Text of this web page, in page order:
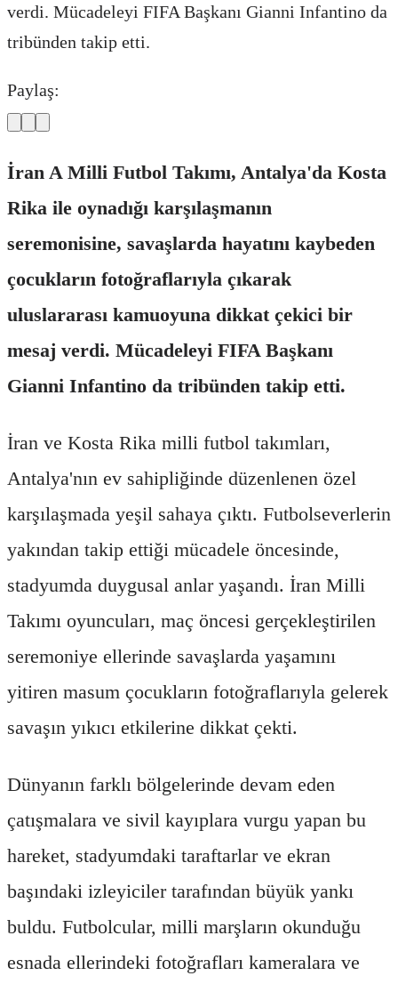
verdi. Mücadeleyi FIFA Başkanı Gianni Infantino da
tribünden takip etti.
Paylaş:
İran A Milli Futbol Takımı, Antalya'da Kosta
Rika ile oynadığı karşılaşmanın
seremonisine, savaşlarda hayatını kaybeden
çocukların fotoğraflarıyla çıkarak
uluslararası kamuoyuna dikkat çekici bir
mesaj verdi. Mücadeleyi FIFA Başkanı
Gianni Infantino da tribünden takip etti.
İran ve Kosta Rika milli futbol takımları,
Antalya'nın ev sahipliğinde düzenlenen özel
karşılaşmada yeşil sahaya çıktı. Futbolseverlerin
yakından takip ettiği mücadele öncesinde,
stadyumda duygusal anlar yaşandı. İran Milli
Takımı oyuncuları, maç öncesi gerçekleştirilen
seremoniye ellerinde savaşlarda yaşamını
yitiren masum çocukların fotoğraflarıyla gelerek
savaşın yıkıcı etkilerine dikkat çekti.
Dünyanın farklı bölgelerinde devam eden
çatışmalara ve sivil kayıplara vurgu yapan bu
hareket, stadyumdaki taraftarlar ve ekran
başındaki izleyiciler tarafından büyük yankı
buldu. Futbolcular, milli marşların okunduğu
esnada ellerindeki fotoğrafları kameralara ve